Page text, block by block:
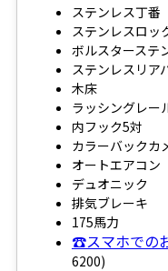
ステンレス丁番
ステンレスロッ
ボルスターステ
ステンレスリア
木床
ラッシングレー
内フック5対
カラーバックカ
オートエアコン
デュオニック
排気ブレーキ
175馬力
☎スマホでの
6200)